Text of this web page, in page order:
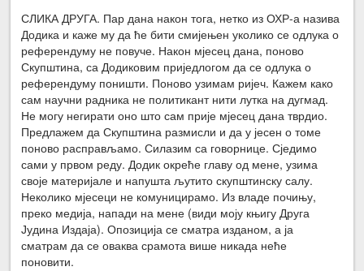
СЛИКА ДРУГА. Пар дана након тога, нетко из ОХР-а назива
Додика и каже му да ће бити смијењен уколико се одлука о
референдуму не повуче. Након мјесец дана, поново
Скупштина, са Додиковим приједлогом да се одлука о
референдуму поништи. Поново узимам ријеч. Кажем како
сам научни радника не политикант нити лутка на дугмад.
Не могу негирати оно што сам прије мјесец дана тврдио.
Предлажем да Скупштина размисли и да у јесен о томе
поново расправљамо. Силазим са говорнице. Сједимо
сами у првом реду. Додик окреће главу од мене, узима
своје материјале и напушта љутито скупштинску салу.
Неколико мјесеци не комуницирамо. Из владе почињу,
преко медија, напади на мене (види моју књигу Друга
Јудина Издаја). Опозиција се сматра изданом, а ја
сматрам да се оваква срамота више никада неће
поновити.